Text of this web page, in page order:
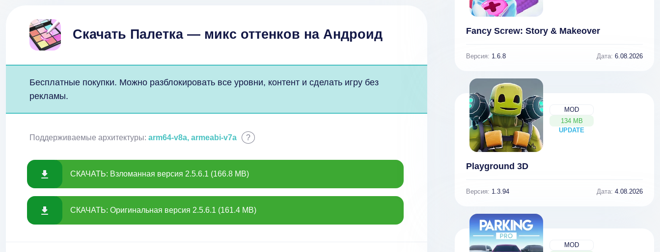
Скачать Палетка — микс оттенков на Андроид
Бесплатные покупки. Можно разблокировать все уровни, контент и сделать игру без
рекламы.
Поддерживаемые архитектуры: arm64-v8a, armeabi-v7a ?
СКАЧАТЬ: Взломанная версия 2.5.6.1 (166.8 MB)
СКАЧАТЬ: Оригинальная версия 2.5.6.1 (161.4 MB)
Fancy Screw: Story & Makeover
Версия: 1.6.8 Дата: 6.08.2026
MOD
134 MB
UPDATE
NEW
Playground 3D
Версия: 1.3.94 Дата: 4.08.2026
MOD